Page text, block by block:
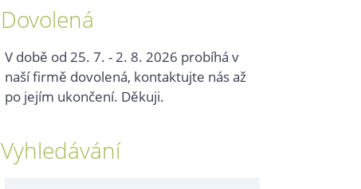
Dovolená
V době od 25. 7. - 2. 8. 2026 probíhá v
naší firmě dovolená, kontaktujte nás až
po jejím ukončení. Děkuji.
Vyhledávání